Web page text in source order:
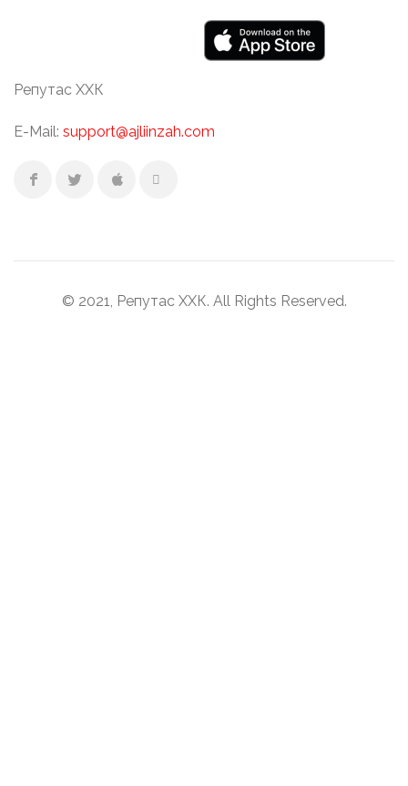
Репутас ХХК
E-Mail: support@ajliinzah.com
© 2021, Репутас ХХК. All Rights Reserved.